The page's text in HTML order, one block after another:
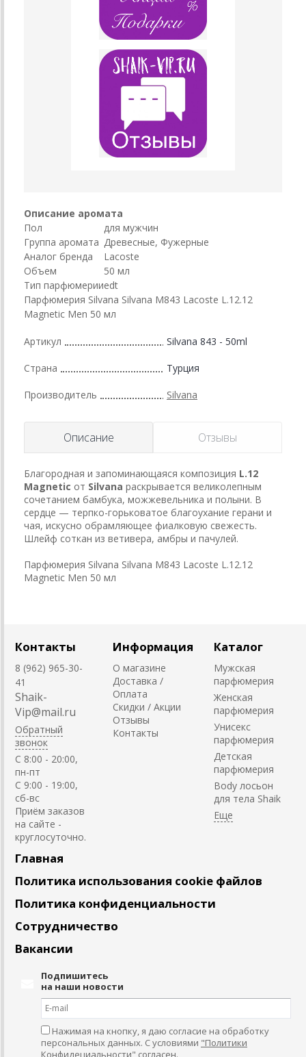
Описание аромата
Пол
для мужчин
Группа аромата Древесные, Фужерные
Аналог бренда
Lacoste
Объем
50 мл
Тип парфюмерииedt
Парфюмерия Silvana Silvana M843 Lacoste L.12.12
Magnetic Men 50 мл
Артикул Silvana 843 - 50ml
Страна Турция
Производитель Silvana
Описание Отзывы
Благородная и запоминающаяся композиция L.12
Magnetic от Silvana раскрывается великолепным
сочетанием бамбука, можжевельника и полыни. В
сердце — терпко-горьковатое благоухание герани и
чая, искусно обрамляющее фиалковую свежесть.
Шлейф соткан из ветивера, амбры и пачулей.
Парфюмерия Silvana Silvana M843 Lacoste L.12.12
Magnetic Men 50 мл
Контакты
8 (962) 965-30-
41
Shaik-
Vip@mail.ru
Обратный
звонок
C 8:00 - 20:00,
пн-пт
С 9:00 - 19:00,
сб-вс
Приём заказов
на сайте -
круглосуточно.
Информация
О магазине
Доставка /
Оплата
Скидки / Акции
Отзывы
Контакты
Каталог
Мужская
парфюмерия
Женская
парфюмерия
Унисекс
парфюмерия
Детская
парфюмерия
Body лосьон
для тела Shaik
Главная
Политика использования cookie файлов
Политика конфиденциальности
Сотрудничество
Вакансии
Подпишитесь
на наши новости
Нажимая на кнопку, я даю согласие на обработку
персональных данных. С условиями "Политики
Конфидециальности" согласен.